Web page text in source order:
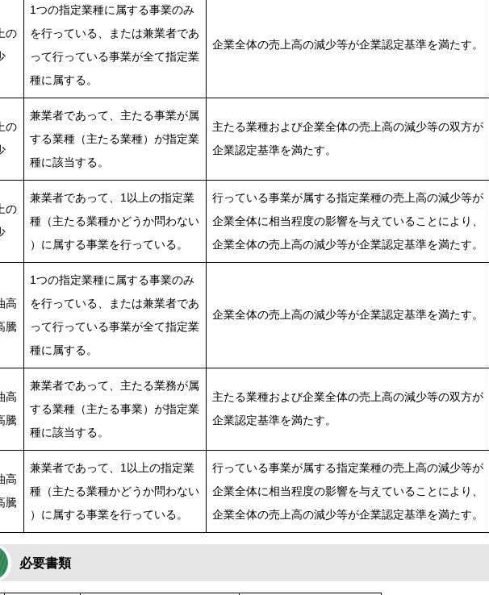
の
1つの指定業種に属する事業のみ
を行っている、または兼業者であ
って行っている事業が全て指定業
種に属する。
企業全体の売上高の減少等が企業認定基準を満たす。
の
兼業者であって、主たる事業が属
する業種（主たる業種）が指定業
種に該当する。
主たる業種および企業全体の売上高の減少等の双方が
企業認定基準を満たす。
の
兼業者であって、1以上の指定業
種（主たる業種かどうか問わない
）に属する事業を行っている。
行っている事業が属する指定業種の売上高の減少等が
企業全体に相当程度の影響を与えていることにより、
企業全体の売上高の減少等が企業認定基準を満たす。
高
騰
1つの指定業種に属する事業のみ
を行っている、または兼業者であ
って行っている事業が全て指定業
種に属する。
企業全体の売上高の減少等が企業認定基準を満たす。
高
騰
兼業者であって、主たる業務が属
する業種（主たる事業）が指定業
種に該当する。
主たる業種および企業全体の売上高の減少等の双方が
企業認定基準を満たす。
高
騰
兼業者であって、1以上の指定業
種（主たる業種かどうか問わない
）に属する事業を行っている。
行っている事業が属する指定業種の売上高の減少等が
企業全体に相当程度の影響を与えていることにより、
企業全体の売上高の減少等が企業認定基準を満たす。
必要書類